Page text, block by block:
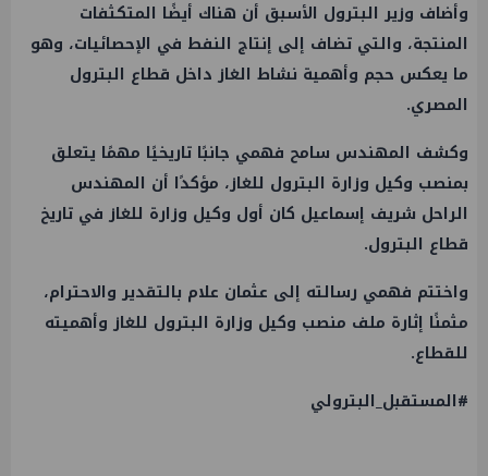
وأضاف وزير البترول الأسبق أن هناك أيضًا المتكثفات
المنتجة، والتي تضاف إلى إنتاج النفط في الإحصائيات، وهو
ما يعكس حجم وأهمية نشاط الغاز داخل قطاع البترول
المصري.
وكشف المهندس سامح فهمي جانبًا تاريخيًا مهمًا يتعلق
بمنصب وكيل وزارة البترول للغاز، مؤكدًا أن المهندس
الراحل شريف إسماعيل كان أول وكيل وزارة للغاز في تاريخ
قطاع البترول.
واختتم فهمي رسالته إلى عثمان علام بالتقدير والاحترام،
مثمنًا إثارة ملف منصب وكيل وزارة البترول للغاز وأهميته
للقطاع.
#المستقبل_البترولي